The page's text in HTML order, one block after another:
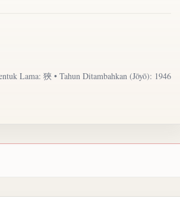
Lama: 狹 • Tahun Ditambahkan (Jōyō): 1946